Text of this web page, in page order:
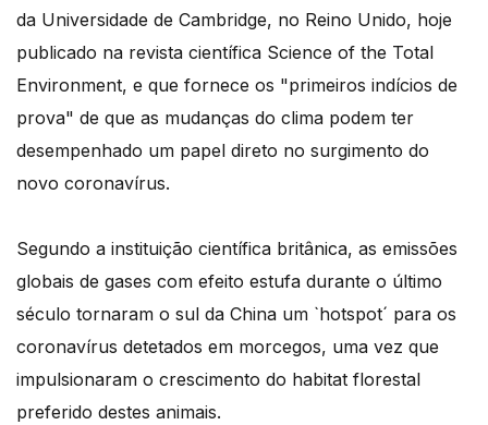
da Universidade de Cambridge, no Reino Unido, hoje
publicado na revista científica Science of the Total
Environment, e que fornece os "primeiros indícios de
prova" de que as mudanças do clima podem ter
desempenhado um papel direto no surgimento do
novo coronavírus.
Segundo a instituição científica britânica, as emissões
globais de gases com efeito estufa durante o último
século tornaram o sul da China um `hotspot´ para os
coronavírus detetados em morcegos, uma vez que
impulsionaram o crescimento do habitat florestal
preferido destes animais.